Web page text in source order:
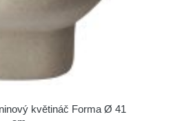
květináč Forma Ø 41